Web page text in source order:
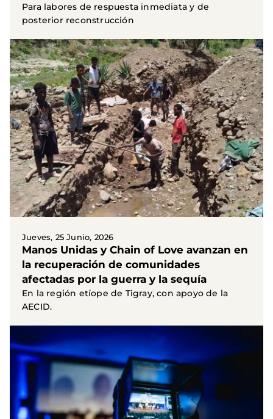
Para labores de respuesta inmediata y de
posterior reconstrucción
Jueves, 25 Junio, 2026
Manos Unidas y Chain of Love avanzan en
la recuperación de comunidades
afectadas por la guerra y la sequía
En la región etíope de Tigray, con apoyo de la
AECID.